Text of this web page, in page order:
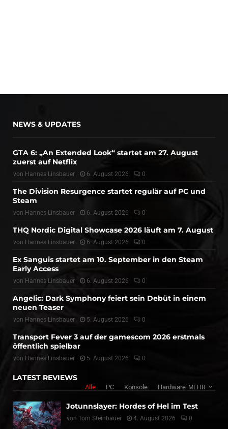
NEWS & UPDATES
GTA 6: „An Extended Look“ startet am 27. August
zuerst auf Netflix
von Hannes Linsbauer 6. August 2026 0
The Division Resurgence startet regulär auf PC und
Steam
von Hannes Linsbauer 6. August 2026 0
THQ Nordic Digital Showcase 2026 läuft am 7. August
von Hannes Linsbauer 6. August 2026 0
Ex Sanguis startet am 10. September in den Steam
Early Access
von Hannes Linsbauer 6. August 2026 0
Angelic: Dark Symphony feiert sein Debüt in einem
neuen Teaser
von Hannes Linsbauer 5. August 2026 0
Transport Fever 3 auf der gamescom 2026 erstmals
öffentlich spielbar
von Hannes Linsbauer 5. August 2026 0
LATEST REVIEWS
Alle PC Konsole Hardware MEHR
Jotunnslayer: Hordes of Hel im Test
von Tom Steinbauer 4. August 2026 0